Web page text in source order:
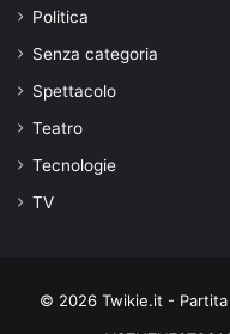
Politica
Senza categoria
Spettacolo
Teatro
Tecnologie
TV
© 2026 Twikie.it - Partita